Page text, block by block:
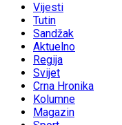
Vijesti
Tutin
Sandžak
Aktuelno
Regija
Svijet
Crna Hronika
Kolumne
Magazin